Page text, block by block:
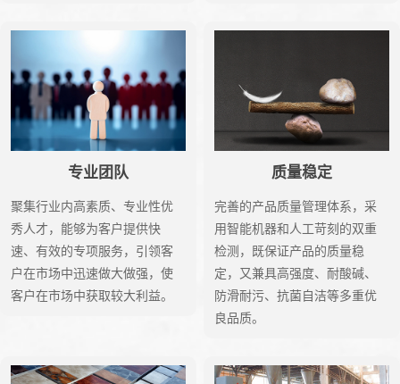
专业团队
聚集行业内高素质、专业性优
秀人才，能够为客户提供快
速、有效的专项服务，引领客
户在市场中迅速做大做强，使
客户在市场中获取较大利益。
质量稳定
完善的产品质量管理体系，采
用智能机器和人工苛刻的双重
检测，既保证产品的质量稳
定，又兼具高强度、耐酸碱、
防滑耐污、抗菌自洁等多重优
良品质。